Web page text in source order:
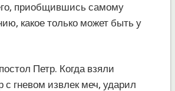
приобщившись самому
какое только может быть у
Петр. Когда взяли
с гневом извлек меч, ударил